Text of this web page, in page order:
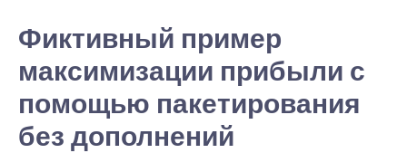
Фиктивный пример
максимизации прибыли с
помощью пакетирования
без дополнений